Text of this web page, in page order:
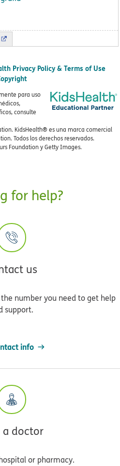
Privacy Policy & Terms of Use
para uso
consulte
KidsHealth® es una marca comercial
Todos los derechos reservados.
Foundation y Getty Images.
for help?
us
number you need to get help
support.
info
a doctor
or pharmacy.